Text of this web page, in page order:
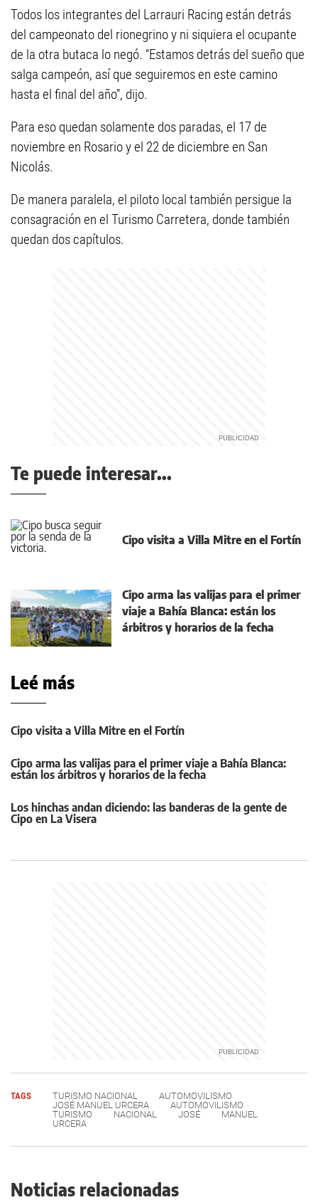
Todos los integrantes del Larrauri Racing están detrás
del campeonato del rionegrino y ni siquiera el ocupante
de la otra butaca lo negó. “Estamos detrás del sueño que
salga campeón, así que seguiremos en este camino
hasta el final del año”, dijo.
Para eso quedan solamente dos paradas, el 17 de
noviembre en Rosario y el 22 de diciembre en San
Nicolás.
De manera paralela, el piloto local también persigue la
consagración en el Turismo Carretera, donde también
quedan dos capítulos.
Te puede interesar...
Cipo visita a Villa Mitre en el Fortín
Cipo arma las valijas para el primer
viaje a Bahía Blanca: están los
árbitros y horarios de la fecha
Leé más
Cipo visita a Villa Mitre en el Fortín
Cipo arma las valijas para el primer viaje a Bahía Blanca:
están los árbitros y horarios de la fecha
Los hinchas andan diciendo: las banderas de la gente de
Cipo en La Visera
TAGS TURISMO NACIONAL
AUTOMOVILISMO
JOSÉ MANUEL URCERA
AUTOMOVILISMO
TURISMO
NACIONAL JOSÉ
MANUEL
URCERA
Noticias relacionadas